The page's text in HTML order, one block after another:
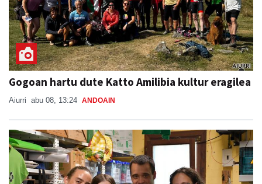
Gogoan hartu dute Katto Amilibia kultur eragilea
Aiurri abu 08, 13:24 ANDOAIN